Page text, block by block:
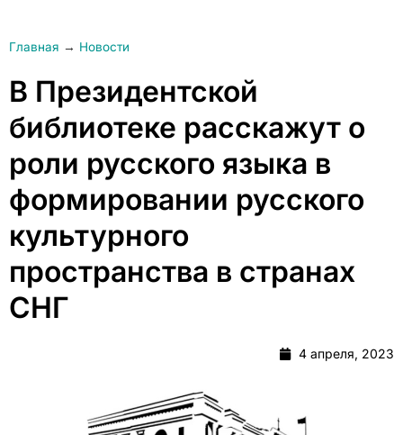
Главная → Новости
В Президентской
библиотеке расскажут о
роли русского языка в
формировании русского
культурного
пространства в странах
СНГ
4 апреля, 2023